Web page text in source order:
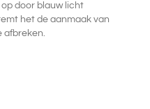
door blauw licht
het de aanmaak van
afbreken.